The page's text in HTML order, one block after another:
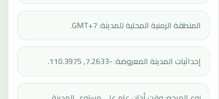
المنطقة الزمنية المحلية للمدينة: GMT+7.
إحداثيات المدينة المعروضة: -7.2633, 110.3975.